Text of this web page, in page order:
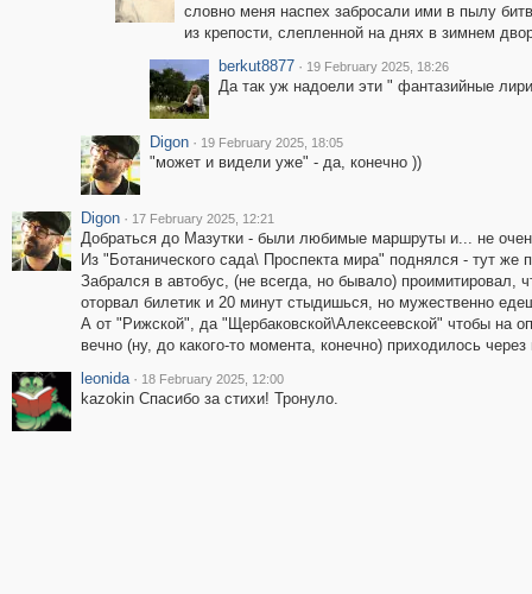
словно меня наспех забросали ими в пылу
из крепости, слепленной на днях в зимнем
berkut8877 · 19 February 2025, 18:26
Да так уж надоели эти " фантазийные
Digon · 19 February 2025, 18:05
"может и видели уже" - да, конечно ))
Digon · 17 February 2025, 12:21
Добраться до Мазутки - были любимые маршруты и... не
Из "Ботанического сада\ Проспекта мира" поднялся - тут же
Забрался в автобус, (не всегда, но бывало) проимитировал,
оторвал билетик и 20 минут стыдишься, но мужественно
А от "Рижской", да "Щербаковской\Алексеевской" чтобы на
вечно (ну, до какого-то момента, конечно) приходилось
leonida · 18 February 2025, 12:00
kazokin Спасибо за стихи! Тронуло.